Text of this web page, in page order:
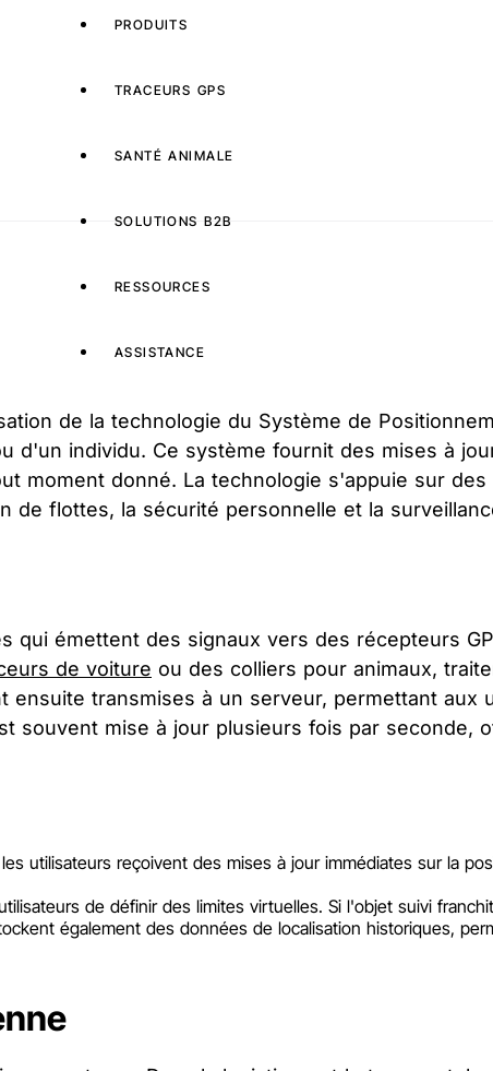
PRODUITS
TRACEURS GPS
SANTÉ ANIMALE
SOLUTIONS B2B
RESSOURCES
ASSISTANCE
de la technologie du Système de
d'un individu. Ce système fournit des mises à
moment donné. La technologie s'appuie sur
de flottes, la sécurité personnelle et la
qui émettent des signaux vers des récepteurs
de voiture ou des colliers pour animaux,
transmises à un serveur, permettant aux
souvent mise à jour plusieurs fois par seconde,
utilisateurs reçoivent des mises à jour immédiates sur la
de définir des limites virtuelles. Si l'objet suivi
également des données de localisation historiques,